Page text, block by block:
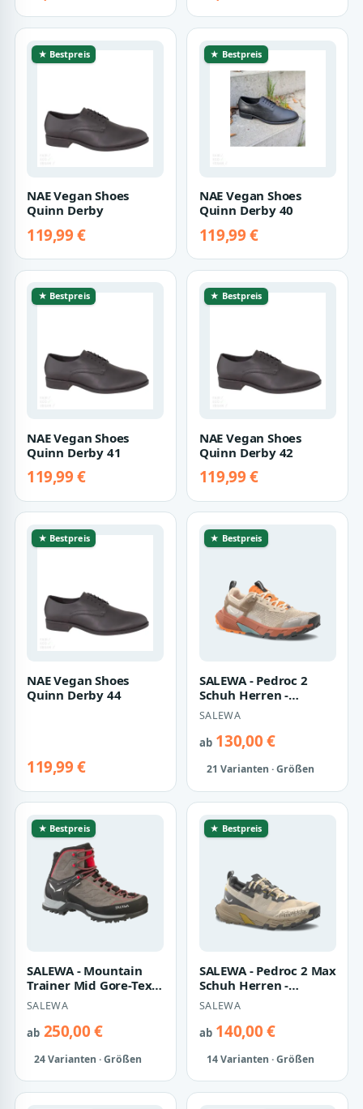
★ Bestpreis
NAE Vegan Shoes
Quinn Derby
119,99 €
★ Bestpreis
NAE Vegan Shoes
Quinn Derby 40
119,99 €
★ Bestpreis
NAE Vegan Shoes
Quinn Derby 41
119,99 €
★ Bestpreis
NAE Vegan Shoes
Quinn Derby 42
119,99 €
★ Bestpreis
NAE Vegan Shoes
Quinn Derby 44
119,99 €
★ Bestpreis
SALEWA - Pedroc 2
Schuh Herren -
Schwarz (Gr.40,5)
SALEWA
ab130,00 €
21 Varianten · Größen
★ Bestpreis
SALEWA - Mountain
Trainer Mid Gore-Tex®
Herren Schuhe - Grau
(Gr.47)
SALEWA
ab250,00 €
24 Varianten · Größen
★ Bestpreis
SALEWA - Pedroc 2 Max
Schuh Herren -
Schwarz (Gr.40)
SALEWA
ab140,00 €
14 Varianten · Größen